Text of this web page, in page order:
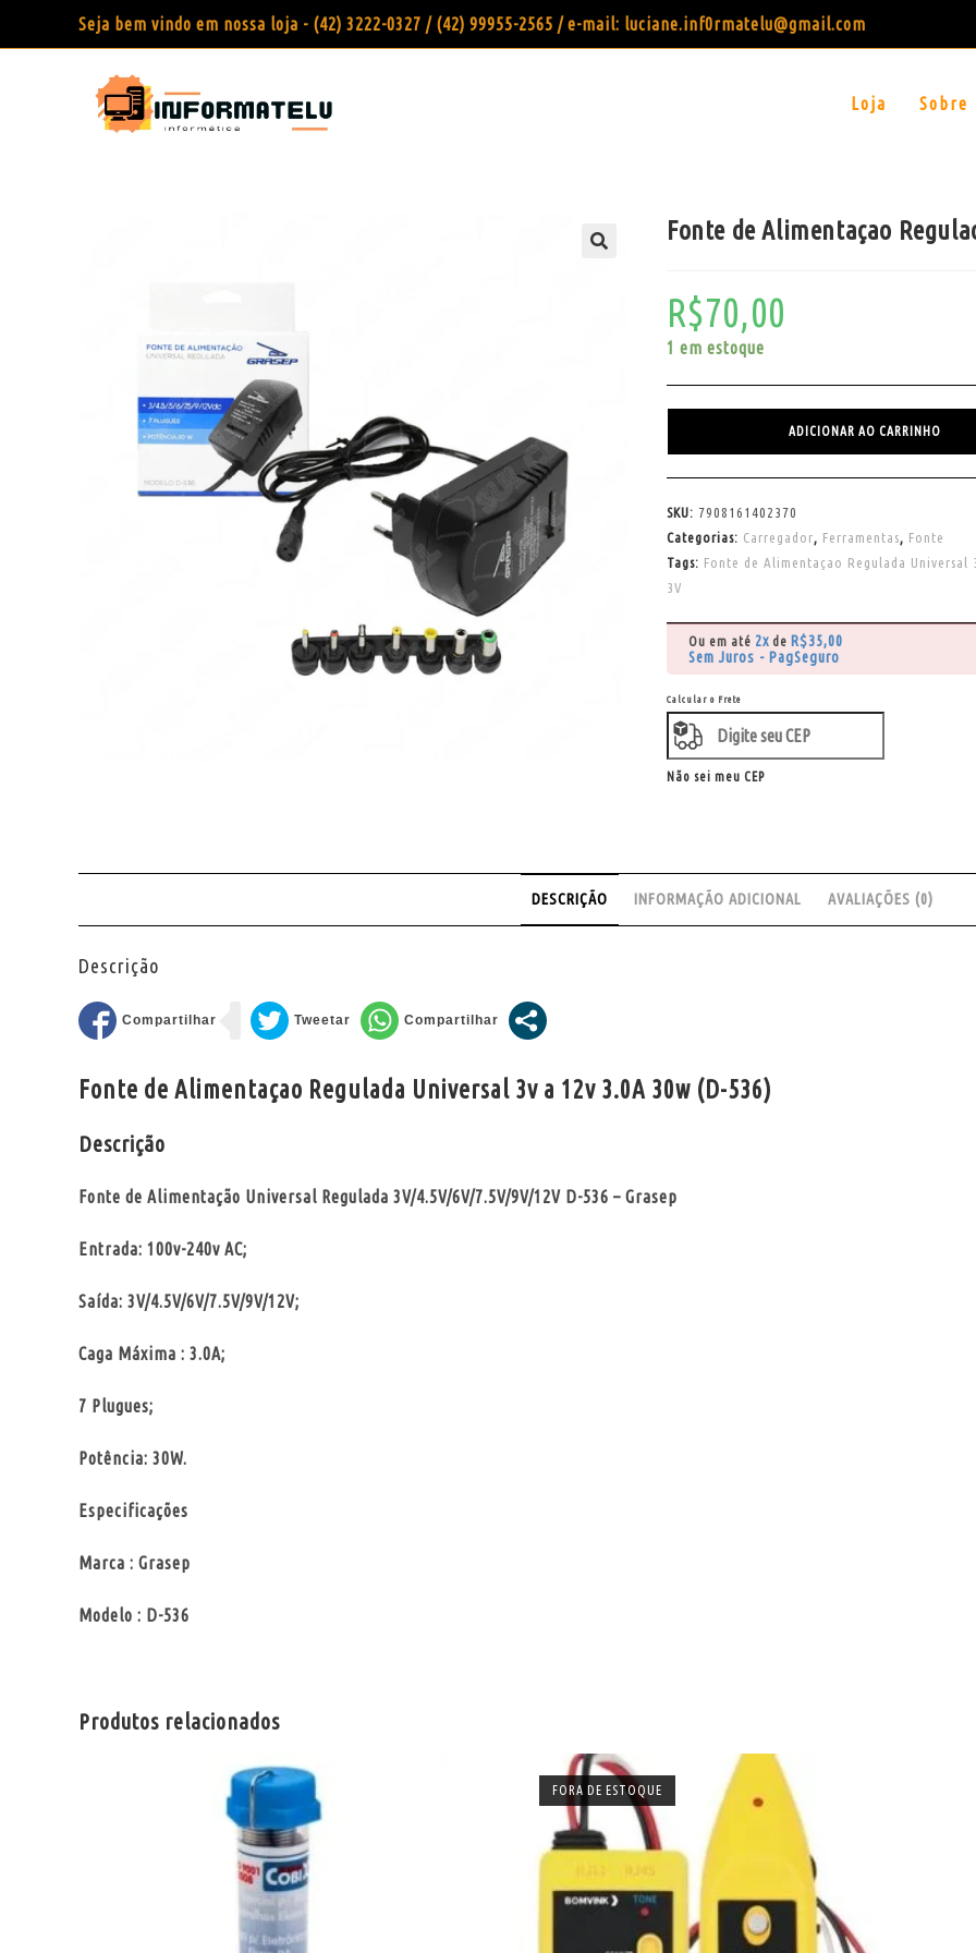
Seja bem vindo em nossa loja - (42) 3222-0327 / (42) 99955-2565 / e-mail: luciane.inf0rmatelu@gmail.com
Loja Sobre
Fonte de Alimentaçao
R$70,00
1 em estoque
ADICIONAR AO CARRINHO
SKU: 7908161402370
Categorias: Carregador, Ferramentas, Fonte
Tags: Fonte de Alimentaçao Regulada Universal
3V
Ou em até 2x de R$35,00
Sem Juros - PagSeguro
Calcular o Frete
Não sei meu CEP
DESCRIÇÃO INFORMAÇÃO ADICIONAL AVALIAÇÕES (0)
Descrição
Fonte de Alimentaçao Regulada Universal 3v a 12v 3.0A 30w (D-536)
Descrição
Fonte de Alimentação Universal Regulada 3V/4.5V/6V/7.5V/9V/12V D-536 – Grasep
Entrada: 100v-240v AC;
Saída: 3V/4.5V/6V/7.5V/9V/12V;
Caga Máxima : 3.0A;
7 Plugues;
Potência: 30W.
Especificações
Marca : Grasep
Modelo : D-536
Produtos relacionados
FORA DE ESTOQUE